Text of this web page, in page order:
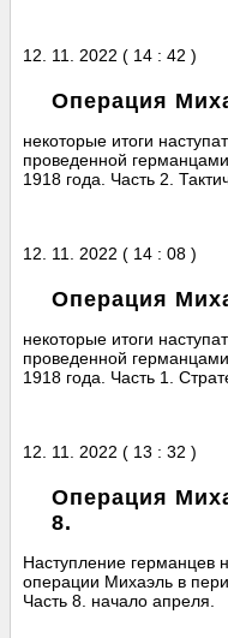
12. 11. 2022 ( 14 : 42 )
Операция
некоторые итоги
проведенной
1918 года. Часть 2.
12. 11. 2022 ( 14 : 08 )
Операция
некоторые итоги
проведенной
1918 года. Часть 1.
12. 11. 2022 ( 13 : 32 )
Операция
8.
Наступление германцев
операции Михаэль в
Часть 8. начало апреля.